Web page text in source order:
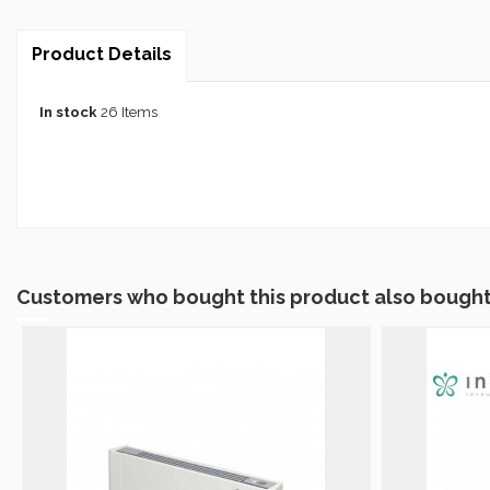
Product Details
In stock 26 Items
Customers who bought this product also